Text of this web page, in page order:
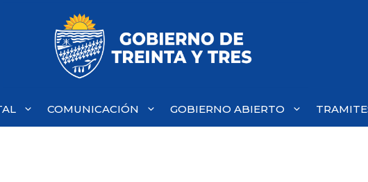
COMUNICACIÓN GOBIERNO ABIERTO